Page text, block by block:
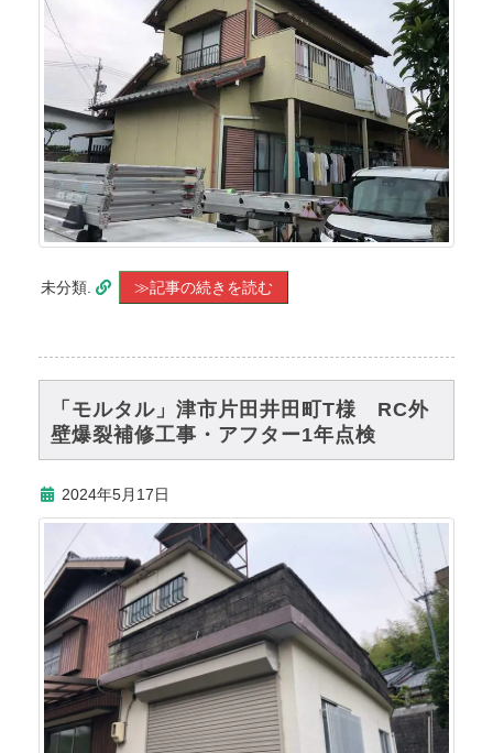
未分類. ≫記事の続きを読む
「モルタル」津市片田井田町T様 RC外
壁爆裂補修工事・アフター1年点検
2024年5月17日